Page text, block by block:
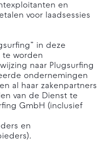
en
voor laadsessies
in deze
te worden
naar Plugsurfing
ondernemingen
al haar zakenpartners
van de Dienst te
GmbH (inclusief
en